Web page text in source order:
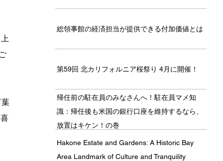
葉
総領事館の経済担当が提供できる付加価値とは
第59回 北カリフォルニア桜祭り 4月に開催！
帰任前の駐在員のみなさんへ！駐在員マメ知
識：帰任後も米国の銀行口座を維持するなら、
放置はキケン！の巻
Hakone Estate and Gardens: A Historic Bay
Area Landmark of Culture and Tranquility